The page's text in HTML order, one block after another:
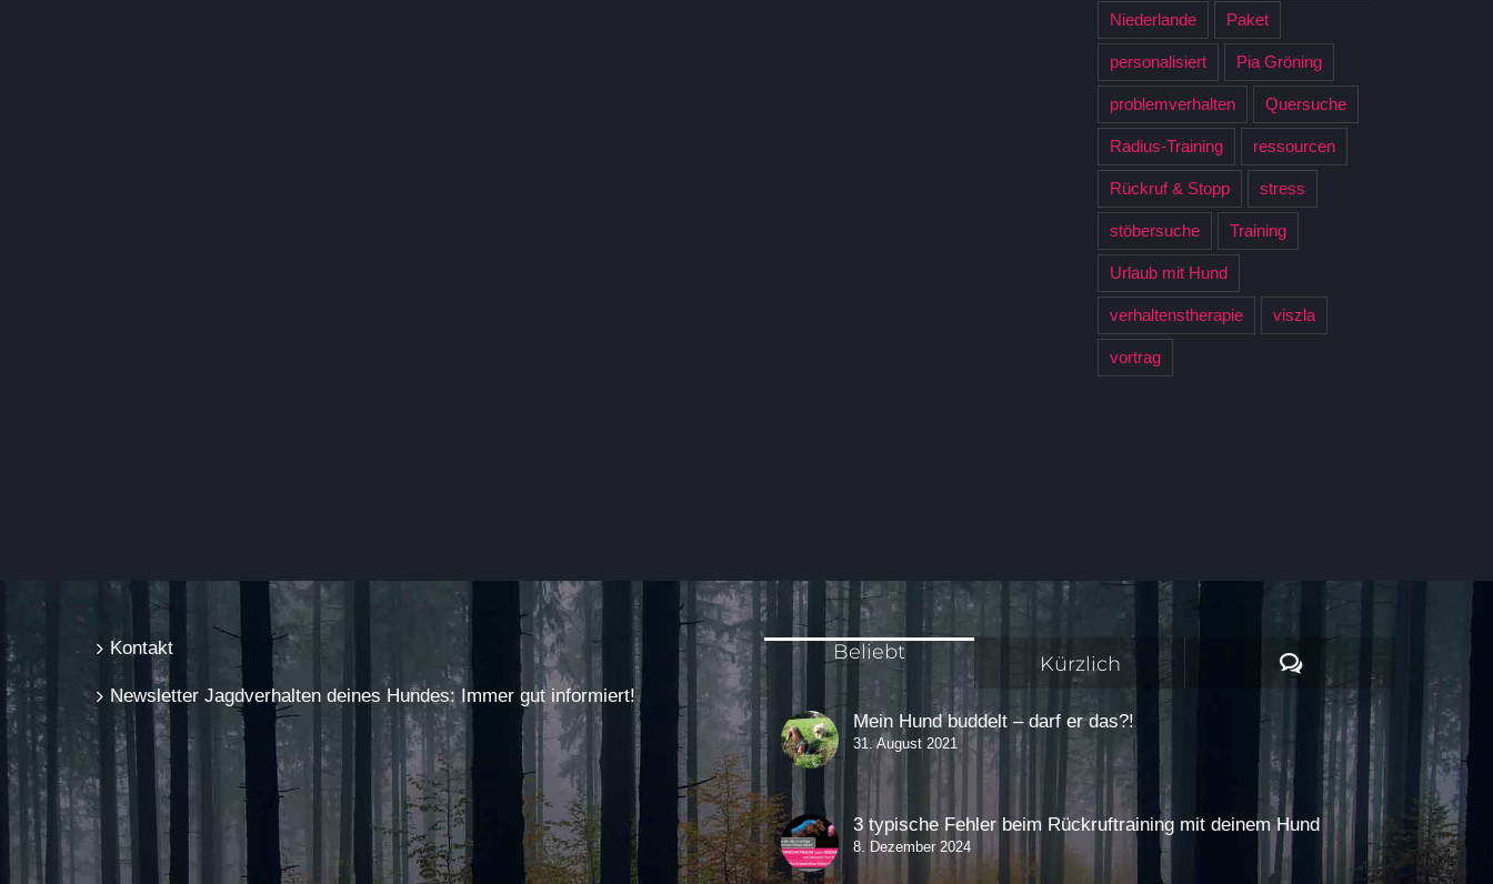
Niederlande Paket
personalisiert Pia Gröning
problemverhalten Quersuche
Radius-Training ressourcen
Rückruf & Stopp stress
stöbersuche Training
Urlaub mit Hund
verhaltenstherapie viszla
vortrag
Kontakt
Newsletter Jagdverhalten deines Hundes: Immer gut informiert!
Beliebt Kürzlich Kommentare
Mein Hund buddelt – darf er das?!
31. August 2021
3 typische Fehler beim Rückruftraining mit deinem Hund
8. Dezember 2024